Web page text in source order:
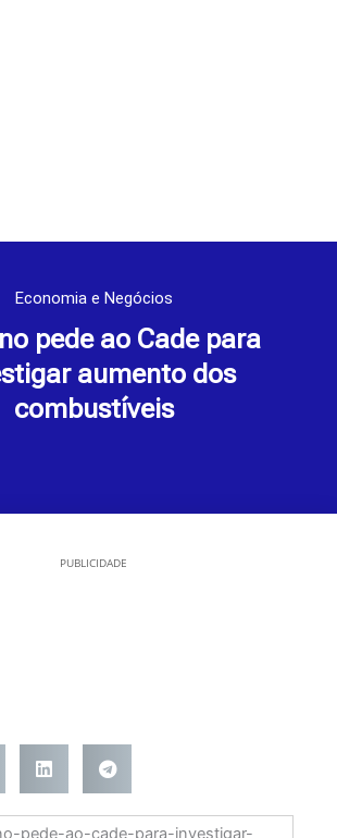
Economia e Negócios
pede ao Cade para
aumento dos
combustíveis
PUBLICIDADE